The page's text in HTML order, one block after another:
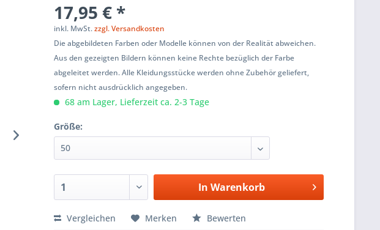
17,95 € *
inkl. MwSt.zzgl. Versandkosten
Die abgebildeten Farben oder Modelle können von der Realität abweichen.
Aus den gezeigten Bildern können keine Rechte bezüglich der Farbe
abgeleitet werden. Alle Kleidungsstücke werden ohne Zubehör geliefert,
sofern nicht ausdrücklich angegeben.
68 am Lager, Lieferzeit ca. 2-3 Tage
Größe:
In Warenkorb
Vergleichen Merken Bewerten